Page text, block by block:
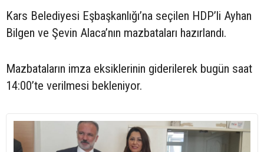
Kars Belediyesi Eşbaşkanlığı’na seçilen HDP’li Ayhan
Bilgen ve Şevin Alaca’nın mazbataları hazırlandı.
Mazbataların imza eksiklerinin giderilerek bugün saat
14:00’te verilmesi bekleniyor.